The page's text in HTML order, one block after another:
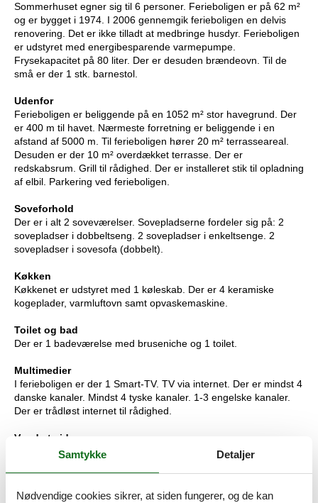
Sommerhuset egner sig til 6 personer. Ferieboligen er på 62 m²
og er bygget i 1974. I 2006 gennemgik ferieboligen en delvis
renovering. Det er ikke tilladt at medbringe husdyr. Ferieboligen
er udstyret med energibesparende varmepumpe.
Frysekapacitet på 80 liter. Der er desuden brændeovn. Til de
små er der 1 stk. barnestol.
Udenfor
Ferieboligen er beliggende på en 1052 m² stor havegrund. Der
er 400 m til havet. Nærmeste forretning er beliggende i en
afstand af 5000 m. Til ferieboligen hører 20 m² terrasseareal.
Desuden er der 10 m² overdækket terrasse. Der er
redskabsrum. Grill til rådighed. Der er installeret stik til opladning
af elbil. Parkering ved ferieboligen.
Soveforhold
Der er i alt 2 soveværelser. Sovepladserne fordeler sig på: 2
sovepladser i dobbeltseng. 2 sovepladser i enkeltsenge. 2
sovepladser i sovesofa (dobbelt).
Køkken
Køkkenet er udstyret med 1 køleskab. Der er 4 keramiske
kogeplader, varmluftovn samt opvaskemaskine.
Toilet og bad
Der er 1 badeværelse med bruseniche og 1 toilet.
Multimedier
I ferieboligen er der 1 Smart-TV. TV via internet. Der er mindst 4
danske kanaler. Mindst 4 tyske kanaler. 1-3 engelske kanaler.
Der er trådløst internet til rådighed.
Værd at vide
Ingen udlejning til ungdomsgrupper, hvor alle er 15-25 år.
til varmepumpen i huset som skal benyttes ved brug Der er
Samtykke Detaljer
Nødvendige cookies sikrer, at siden fungerer, og de kan